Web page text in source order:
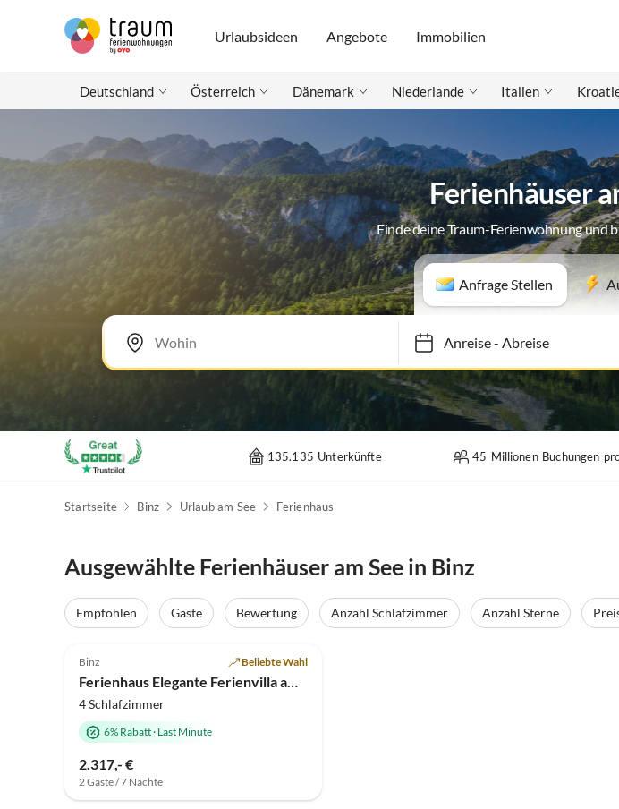
Urlaubsideen Angebote Immobilien
Deutschland Österreich Dänemark Niederlande Italien
Ferienhäuser
Finde deine Traum-Ferienwohnung und
Anfrage Stellen
Anreise-Abreise
135.135 Unterkünfte 45 Millionen Buchungen
Startseite Binz Urlaub am See Ferienhaus
Ausgewählte Ferienhäuser am See in Binz
Empfohlen Gäste Bewertung Anzahl Schlafzimmer Anzahl Sterne
Top-Inserat
Binz Beliebte Wahl
Ferienhaus Elegante Ferienvilla am Schmachter See
4 Schlafzimmer
6% Rabatt· Last Minute
2.317,- €
2 Gäste / 7 Nächte